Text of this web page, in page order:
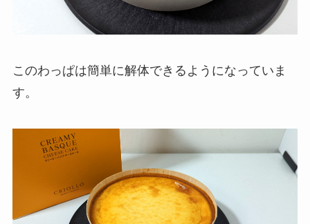
このわっぱは簡単に解体できるようになっていま
す。